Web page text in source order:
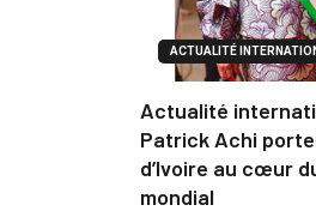
ACTUALITÉ
Actualité
Patrick Achi
d’Ivoire au cœur
mondial